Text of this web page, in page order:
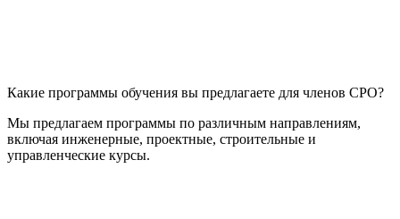
Какие программы обучения вы предлагаете для членов СРО?
Мы предлагаем программы по различным направлениям,
включая инженерные, проектные, строительные и
управленческие курсы.